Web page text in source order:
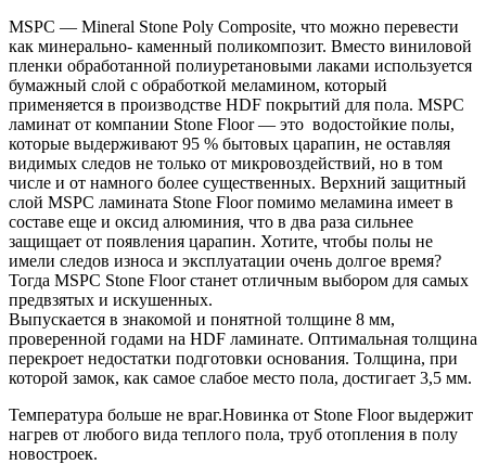
MSPC — Mineral Stone Poly Composite, что можно перевести
как минерально- каменный поликомпозит. Вместо виниловой
пленки обработанной полиуретановыми лаками используется
бумажный слой с обработкой меламином, который
применяется в производстве HDF покрытий для пола. MSPC
ламинат от компании Stone Floor — это водостойкие полы,
которые выдерживают 95 % бытовых царапин, не оставляя
видимых следов не только от микровоздействий, но в том
числе и от намного более существенных. Верхний защитный
слой MSPC ламината Stone Floor помимо меламина имеет в
составе еще и оксид алюминия, что в два раза сильнее
защищает от появления царапин. Хотите, чтобы полы не
имели следов износа и эксплуатации очень долгое время?
Тогда MSPC Stone Floor станет отличным выбором для самых
предвзятых и искушенных.
Выпускается в знакомой и понятной толщине 8 мм,
проверенной годами на HDF ламинате. Оптимальная толщина
перекроет недостатки подготовки основания. Толщина, при
которой замок, как самое слабое место пола, достигает 3,5 мм.
Температура больше не враг.Новинка от Stone Floor выдержит
нагрев от любого вида теплого пола, труб отопления в полу
новостроек.